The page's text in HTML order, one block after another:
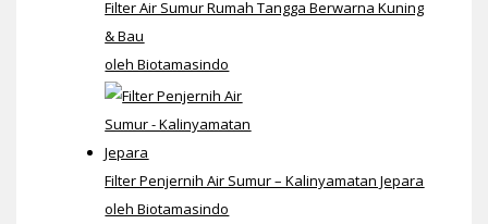
Filter Air Sumur Rumah Tangga Berwarna Kuning
& Bau
oleh Biotamasindo
Filter Penjernih Air Sumur – Kalinyamatan Jepara
oleh Biotamasindo